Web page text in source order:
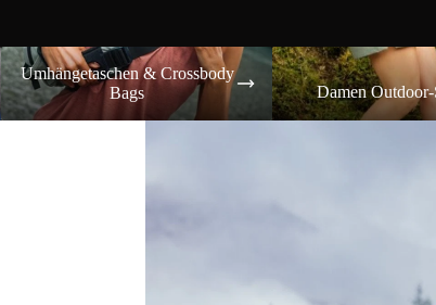
Umhängetaschen & Crossbody Bags
Umhängetaschen & Crossbody
Bags
Damen Outdoor-Shorts
Damen Outdoor-